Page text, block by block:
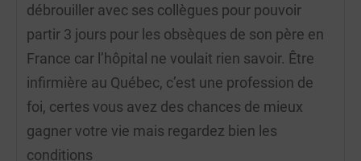
débrouiller avec ses collègues pour pouvoir
partir 3 jours pour les obsèques de son père en
France car l’hôpital ne voulait rien savoir. Être
infirmière au Québec, c’est une profession de
foi, certes vous avez des chances de mieux
gagner votre vie mais regardez bien les
conditions